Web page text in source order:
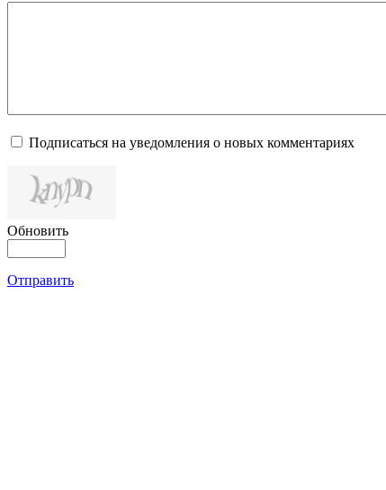
Подписаться на уведомления о новых комментариях
Обновить
Отправить